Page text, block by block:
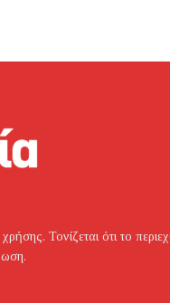
Τονίζεται ότι το